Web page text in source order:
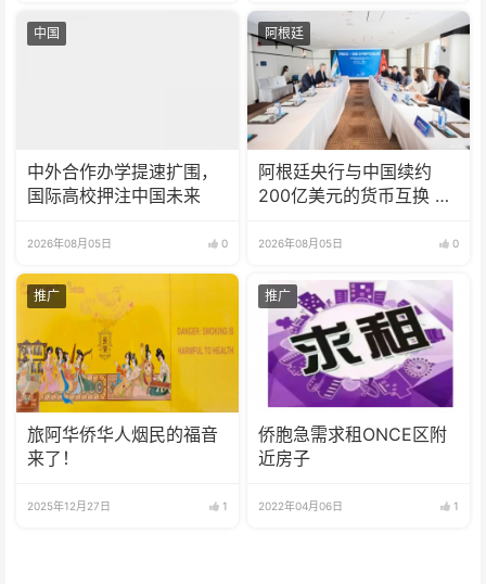
中国
中外合作办学提速扩围，
国际高校押注中国未来
2026年08月05日 0
阿根廷
阿根廷央行与中国续约
200亿美元的货币互换 有
2026年08月05日 0
推广
旅阿华侨华人烟民的福音
来了！
2025年12月27日 1
推广
侨胞急需求租ONCE区附
近房子
2022年04月06日 1